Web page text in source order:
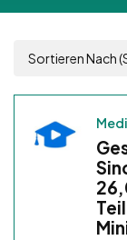
Sortieren Nach